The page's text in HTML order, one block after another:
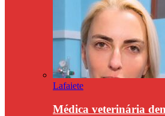
Lafaiete
Médica veterinária